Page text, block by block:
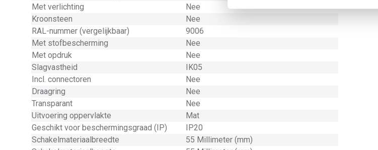
Met verlichting
Nee
Kroonsteen
Nee
RAL-nummer (vergelijkbaar)
9006
Met stofbescherming
Nee
Met opdruk
Nee
Slagvastheid
IK05
Incl. connectoren
Nee
Draagring
Nee
Transparant
Nee
Uitvoering oppervlakte
Mat
Geschikt voor beschermingsgraad (IP)
IP20
Schakelmateriaalbreedte
55 Millimeter (mm)